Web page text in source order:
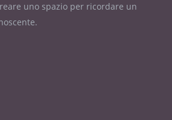
uno spazio per ricordare un